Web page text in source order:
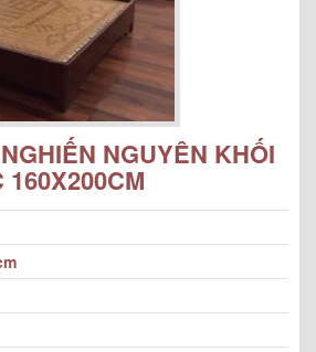
NGUYÊN KHỐI